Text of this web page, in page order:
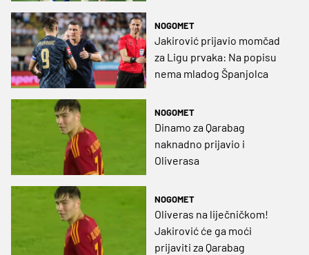
NOGOMET
Jakirović prijavio momčad
za Ligu prvaka: Na popisu
nema mladog Španjolca
NOGOMET
Dinamo za Qarabag
naknadno prijavio i
Oliverasa
NOGOMET
Oliveras na liječničkom!
Jakirović će ga moći
prijaviti za Qarabag